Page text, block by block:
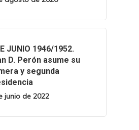
JUNIO 1946/1952.
D. Perón asume su
y segunda
junio de 2022